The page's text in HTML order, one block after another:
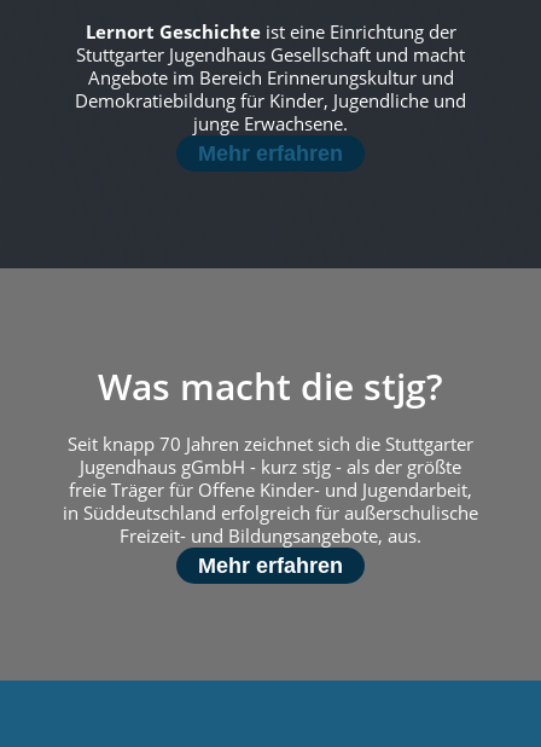
Lernort Geschichteist eine Einrichtung der
Stuttgarter Jugendhaus Gesellschaft und macht
Angebote im Bereich Erinnerungskultur und
Demokratiebildung für Kinder, Jugendliche und
junge Erwachsene.
Mehr erfahren
Was macht die stjg?
Seit knapp 70 Jahren zeichnet sich die Stuttgarter
Jugendhaus gGmbH - kurz stjg - als der größte
freie Träger für Offene Kinder- und Jugendarbeit,
in Süddeutschland erfolgreich für außerschulische
Freizeit- und Bildungsangebote, aus.
Mehr erfahren